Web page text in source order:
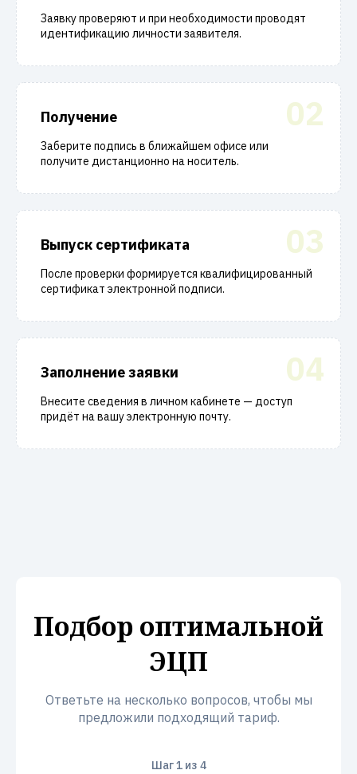
Заявку проверяют и при необходимости проводят
идентификацию личности заявителя.
02
Получение
Заберите подпись в ближайшем офисе или
получите дистанционно на носитель.
03
Выпуск сертификата
После проверки формируется квалифицированный
сертификат электронной подписи.
04
Заполнение заявки
Внесите сведения в личном кабинете — доступ
придёт на вашу электронную почту.
Подбор оптимальной
ЭЦП
Ответьте на несколько вопросов, чтобы мы
предложили подходящий тариф.
Шаг1из 4